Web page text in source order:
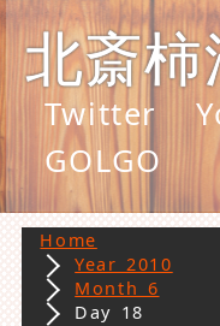
北斎
Twitter
GOLGO
Home
Year 2010
Month 6
Day 18